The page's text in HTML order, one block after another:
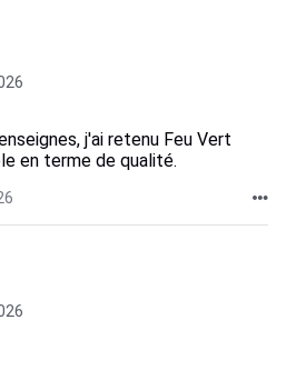
j'ai retenu Feu Vert
en terme de qualité.